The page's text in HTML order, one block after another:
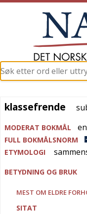
klassefrende
MODERAT BOKMÅL en
FULL BOKMÅLSNORM
ETYMOLOGI
BETYDNING OG BRUK
MEST OM ELDRE
SITAT